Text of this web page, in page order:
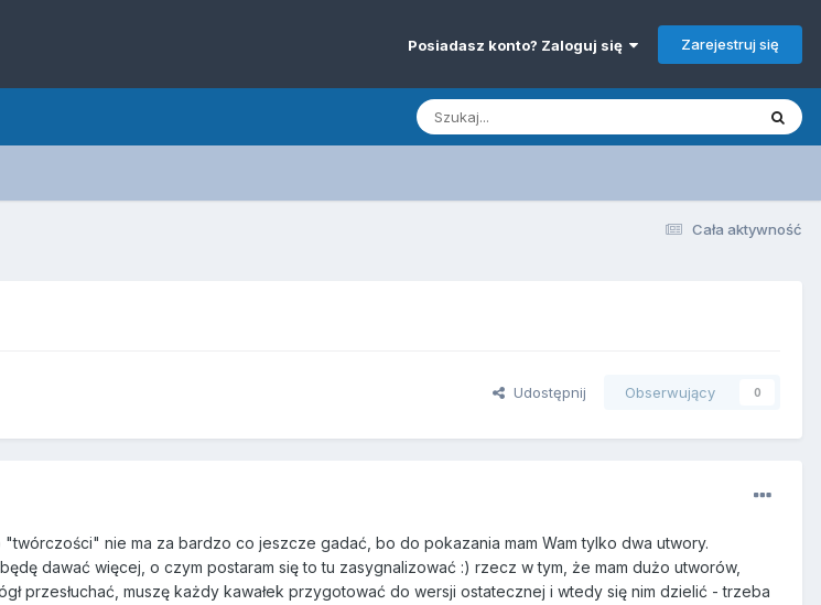
Posiadasz konto? Zaloguj się Zarejestruj się
Cała aktywność
Udostępnij Obserwujący 0
nie ma za bardzo co jeszcze gadać, bo do pokazania mam Wam tylko dwa utwory.
dawać więcej, o czym postaram się to tu zasygnalizować :) rzecz w tym, że mam dużo utworów,
przesłuchać, muszę każdy kawałek przygotować do wersji ostatecznej i wtedy się nim dzielić - trzeba